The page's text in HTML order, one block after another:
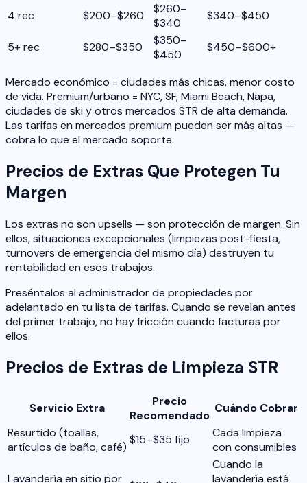
4 rec $200–$260
$260–
$340
$340–$450
5+ rec $280–$350
$350–
$450
$450–$600+
Mercado económico = ciudades más chicas, menor costo
de vida. Premium/urbano = NYC, SF, Miami Beach, Napa,
ciudades de ski y otros mercados STR de alta demanda.
Las tarifas en mercados premium pueden ser más altas —
cobra lo que el mercado soporte.
Precios de Extras Que Protegen Tu
Margen
Los extras no son upsells — son protección de margen. Sin
ellos, situaciones excepcionales (limpiezas post-fiesta,
turnovers de emergencia del mismo día) destruyen tu
rentabilidad en esos trabajos.
Preséntalos al administrador de propiedades por
adelantado en tu lista de tarifas. Cuando se revelan antes
del primer trabajo, no hay fricción cuando facturas por
ellos.
Precios de Extras de Limpieza STR
Servicio Extra
Precio
Recomendado
Cuándo Cobrar
Resurtido (toallas,
artículos de baño, café)
$15–$35 fijo
Cada limpieza
con consumibles
Lavandería en sitio por
Cuando la
lavandería está